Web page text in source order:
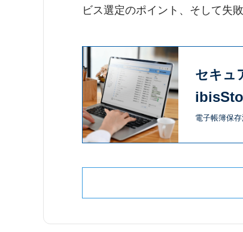
ビス選定のポイント、そして失
セキュ
電子帳簿保